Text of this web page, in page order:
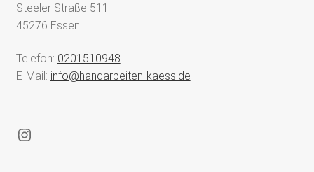
Steeler Straße 511
45276 Essen
Telefon: 0201510948
E-Mail: info@handarbeiten-kaess.de
Instagram